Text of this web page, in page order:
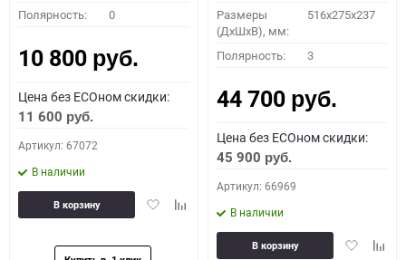
Полярность: 0
10 800 руб.
Цена без ECOном скидки:
11 600 руб.
Артикул: 67072
В наличии
ДобавитьДобавить
сравнению
В корзину
Размеры
(ДхШхВ), мм:
516x275x237
Полярность: 3
44 700 руб.
Цена без ECOном скидки:
45 900 руб.
Артикул: 66969
В наличии
Добавить
В корзину